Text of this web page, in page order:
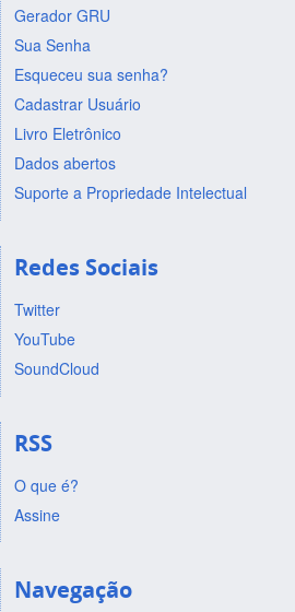
Gerador GRU
Sua Senha
Esqueceu sua senha?
Cadastrar Usuário
Livro Eletrônico
Dados abertos
Suporte a Propriedade Intelectual
Redes Sociais
Twitter
YouTube
SoundCloud
RSS
O que é?
Assine
Navegação